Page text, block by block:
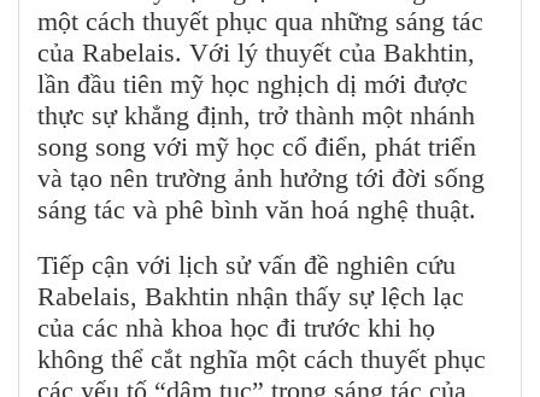
một cách thuyết phục qua những sáng tác
của Rabelais. Với lý thuyết của Bakhtin,
lần đầu tiên mỹ học nghịch dị mới được
thực sự khẳng định, trở thành một nhánh
song song với mỹ học cổ điển, phát triển
và tạo nên trường ảnh hưởng tới đời sống
sáng tác và phê bình văn hoá nghệ thuật.
Tiếp cận với lịch sử vấn đề nghiên cứu
Rabelais, Bakhtin nhận thấy sự lệch lạc
của các nhà khoa học đi trước khi họ
không thể cắt nghĩa một cách thuyết phục
các yếu tố “dâm tục” trong sáng tác của